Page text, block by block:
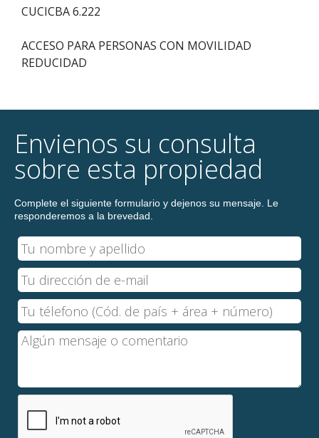
CUCICBA 6.222
ACCESO PARA PERSONAS CON MOVILIDAD
REDUCIDAD
Envienos su consulta
sobre esta propiedad
Complete el siguiente formulario y dejenos su mensaje. Le
responderemos a la brevedad.